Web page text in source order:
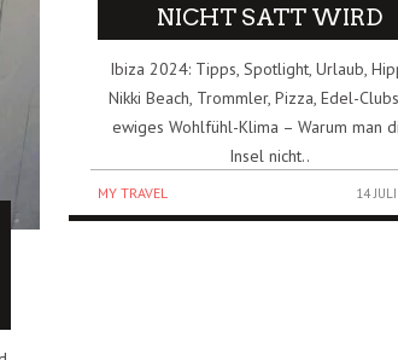
NICHT SATT WIRD
Ibiza 2024: Tipps, Spotlight, Urlaub,
Nikki Beach, Trommler, Pizza, Edel-
ewiges Wohlfühl-Klima – Warum man
Insel nicht..
MY TRAVEL 14 JULI